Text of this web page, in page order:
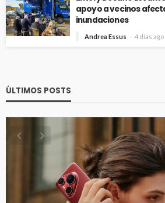
apoyo a vecinos
inundaciones
Andrea Essus 4 días ago
ÚLTIMOS POSTS